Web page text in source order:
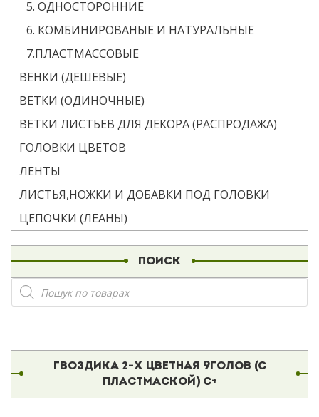
5. ОДНОСТОРОННИЕ
6. КОМБИНИРОВАНЫЕ И НАТУРАЛЬНЫЕ
7.ПЛАСТМАССОВЫЕ
ВЕНКИ (ДЕШЕВЫЕ)
ВЕТКИ (ОДИНОЧНЫЕ)
ВЕТКИ ЛИСТЬЕВ ДЛЯ ДЕКОРА (РАСПРОДАЖА)
ГОЛОВКИ ЦВЕТОВ
ЛЕНТЫ
ЛИСТЬЯ,НОЖКИ И ДОБАВКИ ПОД ГОЛОВКИ
ЦЕПОЧКИ (ЛЕАНЫ)
ПОИСК
Поиск
товаров
ГВОЗДИКА 2-Х ЦВЕТНАЯ 9ГОЛОВ (С
ПЛАСТМАСКОЙ) С+